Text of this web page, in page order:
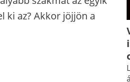
ki az? Akkor jöjjön a